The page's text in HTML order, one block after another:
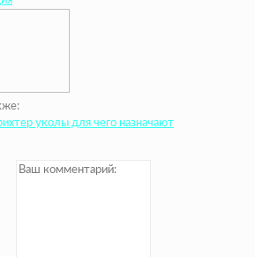
уколы для чего назначают